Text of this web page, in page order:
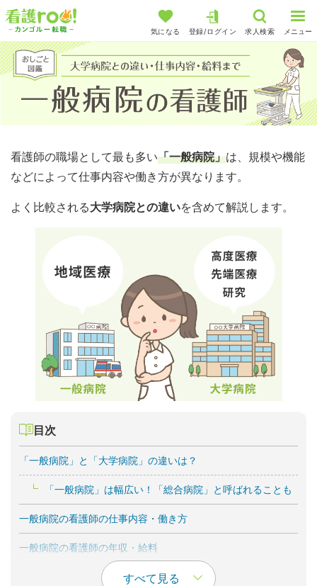
気になる 登録/ログイン 求人検索 メニュー
看護師の職場として最も多い「一般病院」は、規模や機能
などによって仕事内容や働き方が異なります。
よく比較される大学病院との違いを含めて解説します。
目次
「一般病院」と「大学病院」の違いは？
「一般病院」は幅広い！「総合病院」と呼ばれることも
一般病院の看護師の仕事内容・働き方
一般病院の看護師の年収・給料
一般病院で働く看護師のメリット・デメリット
すべて見る